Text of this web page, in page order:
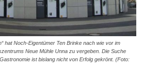
hat Noch-Eigentümer Ten Brinke nach wie vor im
Neue Mühle Unna zu vergeben. Die Suche
ist bislang nicht von Erfolg gekrönt. (Foto: